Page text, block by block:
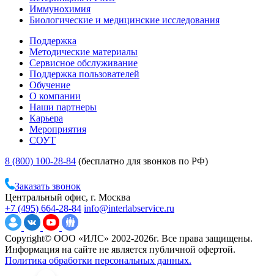
Иммунохимия
Биологические и медицинские исследования
Поддержка
Методические материалы
Сервисное обслуживание
Поддержка пользователей
Обучение
О компании
Наши партнеры
Карьера
Мероприятия
СОУТ
8 (800) 100-28-84 (бесплатно для звонков по РФ)
Заказать звонок
Центральный офис, г. Москва
+7 (495) 664-28-84 info@interlabservice.ru
Copyright© ООО «ИЛС» 2002-2026г. Все права защищены.
Информация на сайте не является публичной офертой.
Политика обработки персональных данных.